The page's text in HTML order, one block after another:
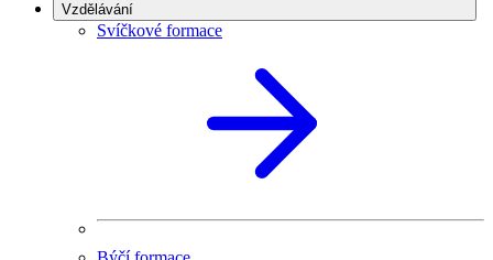
Vzdělávání
Svíčkové formace